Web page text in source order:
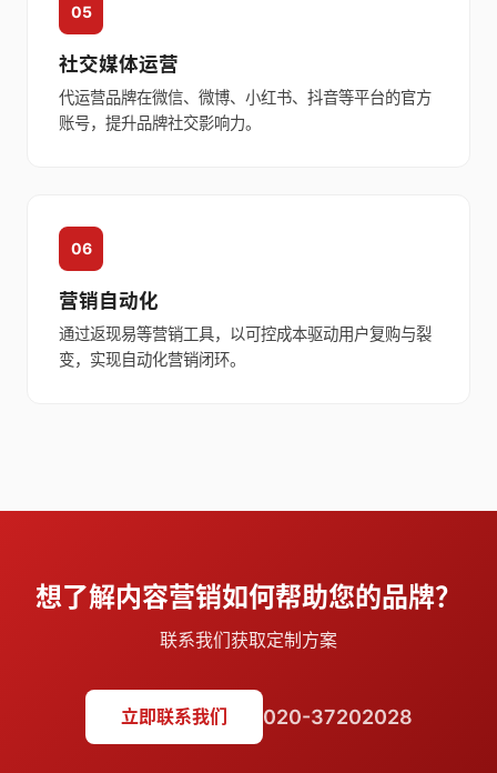
05
社交媒体运营
代运营品牌在微信、微博、小红书、抖音等平台的官方
账号，提升品牌社交影响力。
06
营销自动化
通过返现易等营销工具，以可控成本驱动用户复购与裂
变，实现自动化营销闭环。
想了解内容营销如何帮助您的品牌？
联系我们获取定制方案
立即联系我们 020-37202028